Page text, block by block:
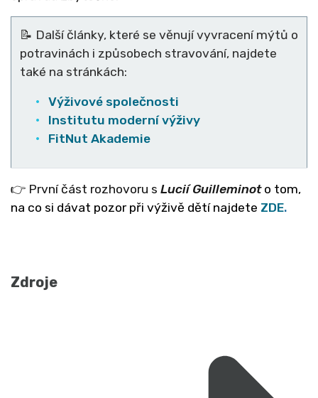
📝 Další články, které se věnují vyvracení mýtů o
potravinách i způsobech stravování, najdete
také na stránkách:
Výživové společnosti
Institutu moderní výživy
FitNut Akademie
👉 První část rozhovoru s Lucií Guilleminot o tom,
na co si dávat pozor při výživě dětí najdete ZDE.
Zdroje